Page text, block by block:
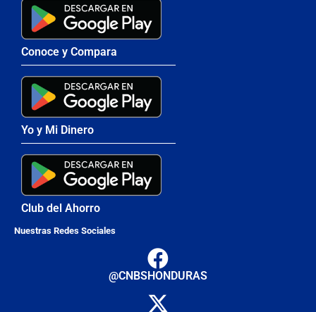
Conoce y Compara
Yo y Mi Dinero
Club del Ahorro
Nuestras Redes Sociales
@CNBSHONDURAS